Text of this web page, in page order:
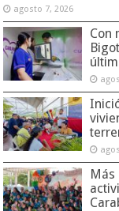
agosto 7, 2026
Con
Más